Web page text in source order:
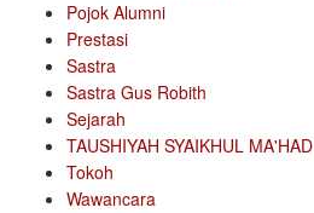
Pojok Alumni
Prestasi
Sastra
Sastra Gus Robith
Sejarah
TAUSHIYAH SYAIKHUL MA'HAD
Tokoh
Wawancara